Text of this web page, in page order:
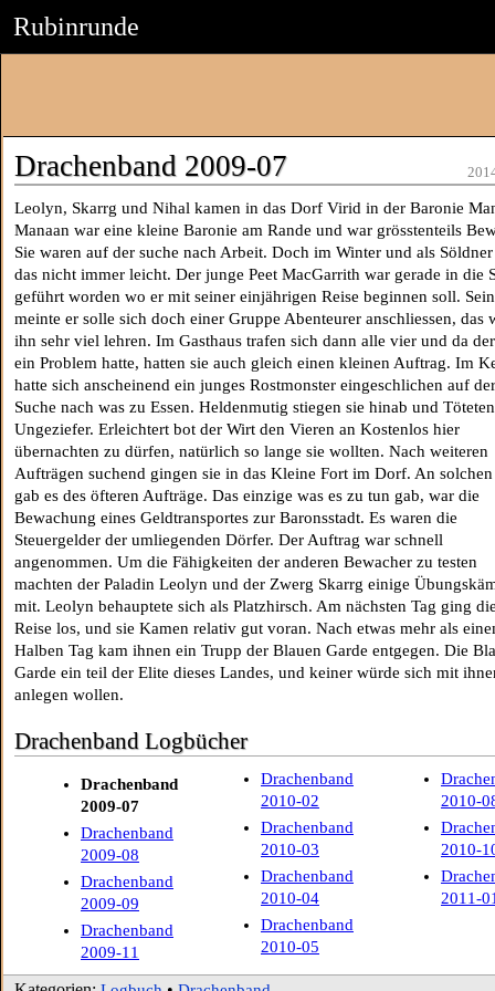
Rubinrunde
Drachenband 2009-07
Leolyn, Skarrg und Nihal kamen in das Dorf Virid in der Baronie
Manaan war eine kleine Baronie am Rande und war grösstenteils
Sie waren auf der suche nach Arbeit. Doch im Winter und als
das nicht immer leicht. Der junge Peet MacGarrith war gerade in die
geführt worden wo er mit seiner einjährigen Reise beginnen soll.
meinte er solle sich doch einer Gruppe Abenteurer anschliessen, das
ihn sehr viel lehren. Im Gasthaus trafen sich dann alle vier und da
ein Problem hatte, hatten sie auch gleich einen kleinen Auftrag. Im
hatte sich anscheinend ein junges Rostmonster eingeschlichen auf der
Suche nach was zu Essen. Heldenmutig stiegen sie hinab und
Ungeziefer. Erleichtert bot der Wirt den Vieren an Kostenlos hier
übernachten zu dürfen, natürlich so lange sie wollten. Nach weiteren
Aufträgen suchend gingen sie in das Kleine Fort im Dorf. An
gab es des öfteren Aufträge. Das einzige was es zu tun gab, war die
Bewachung eines Geldtransportes zur Baronsstadt. Es waren die
Steuergelder der umliegenden Dörfer. Der Auftrag war schnell
angenommen. Um die Fähigkeiten der anderen Bewacher zu testen
machten der Paladin Leolyn und der Zwerg Skarrg einige
mit. Leolyn behauptete sich als Platzhirsch. Am nächsten Tag ging
Reise los, und sie Kamen relativ gut voran. Nach etwas mehr als
Halben Tag kam ihnen ein Trupp der Blauen Garde entgegen. Die
Garde ein teil der Elite dieses Landes, und keiner würde sich mit
anlegen wollen.
Drachenband Logbücher
Drachenband
2009-07
Drachenband
2009-08
Drachenband
2009-09
Drachenband
2009-11
Drachenband
2010-02
Drachenband
2010-03
Drachenband
2010-04
Drachenband
2010-05
2010-
2010-
2011-